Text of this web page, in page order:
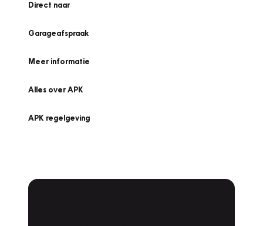
Direct naar
Garageafspraak
Meer informatie
Alles over APK
APK regelgeving